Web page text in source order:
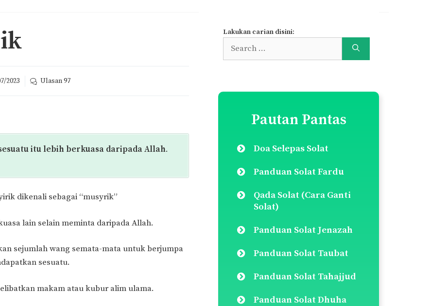
2023 Ulasan97
itu lebih berkuasa daripada Allah.
dikenali sebagai “musyrik”
lain selain meminta daripada Allah.
sejumlah wang semata-mata untuk berjumpa
sesuatu.
makam atau kubur alim ulama.
Lakukan carian disini:
Search
for:
Pautan Pantas
Doa Selepas Solat
Panduan Solat Fardu
Qada Solat (Cara Ganti
Solat)
Panduan Solat Jenazah
Panduan Solat Taubat
Panduan Solat Tahajjud
Panduan Solat Dhuha